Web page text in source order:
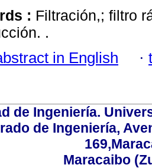
: Filtración,; filtro
.
in English ·
de Ingeniería.
de Ingeniería,
Maracaibo